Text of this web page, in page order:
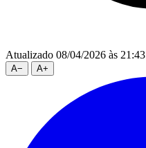
Atualizado 08/04/2026 às 21:43
A− A+